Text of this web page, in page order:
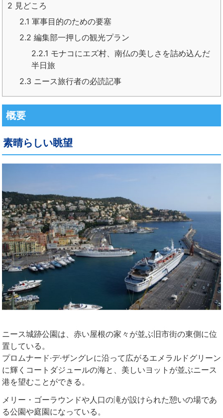
2 見どころ
2.1 軍事目的のための要塞
2.2 編集部一押しの観光プラン
2.2.1 モナコにエズ村、南仏の美しさを詰め込んだ
半日旅
2.3 ニース旅行者の必読記事
概要
素晴らしい眺望
ニース城跡公園は、赤い屋根の家々が並ぶ旧市街の東側に位
置している。
プロムナード·デ·ザングレに沿って広がるエメラルドグリーン
に輝くコートダジュールの海と、美しいヨットが並ぶニース
港を望むことができる。
メリー・ゴーラウンドや人口の滝が設けられた憩いの場であ
る公園や庭園になっている。